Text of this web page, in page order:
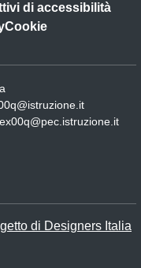
di accessibilità
Cookie
di Designers Italia